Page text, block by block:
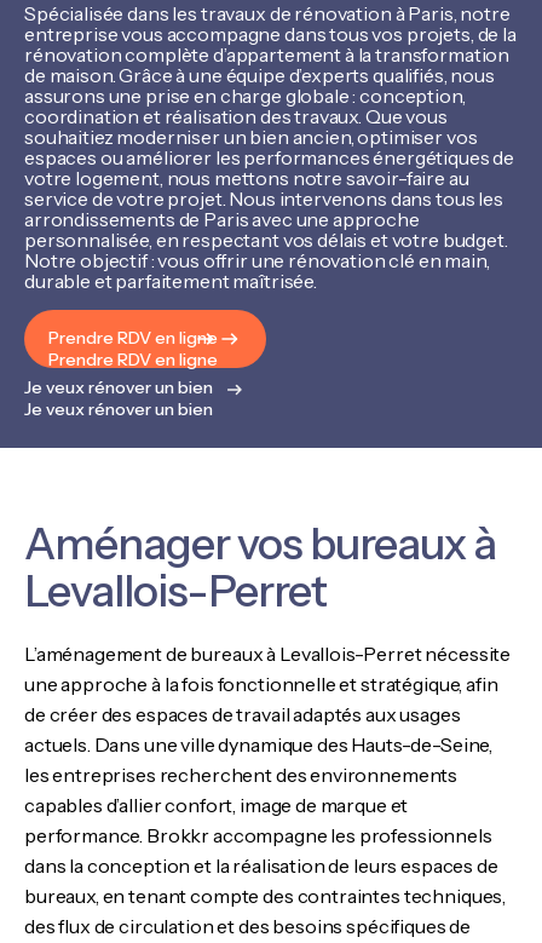
Spécialisée dans les travaux de rénovation à Paris, notre
entreprise vous accompagne dans tous vos projets, de la
rénovation complète d’appartement à la transformation
de maison. Grâce à une équipe d’experts qualifiés, nous
assurons une prise en charge globale : conception,
coordination et réalisation des travaux. Que vous
souhaitiez moderniser un bien ancien, optimiser vos
espaces ou améliorer les performances énergétiques de
votre logement, nous mettons notre savoir-faire au
service de votre projet. Nous intervenons dans tous les
arrondissements de Paris avec une approche
personnalisée, en respectant vos délais et votre budget.
Notre objectif : vous offrir une rénovation clé en main,
durable et parfaitement maîtrisée.
Prendre RDV en ligne
Prendre RDV en ligne
Je veux rénover un bien
Je veux rénover un bien
Aménager vos bureaux à
Levallois-Perret
L’aménagement de bureaux à Levallois-Perret nécessite
une approche à la fois fonctionnelle et stratégique, afin
de créer des espaces de travail adaptés aux usages
actuels. Dans une ville dynamique des Hauts-de-Seine,
les entreprises recherchent des environnements
capables d’allier confort, image de marque et
performance. Brokkr accompagne les professionnels
dans la conception et la réalisation de leurs espaces de
bureaux, en tenant compte des contraintes techniques,
des flux de circulation et des besoins spécifiques de